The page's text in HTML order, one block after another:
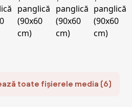
toate fișierele media (6)